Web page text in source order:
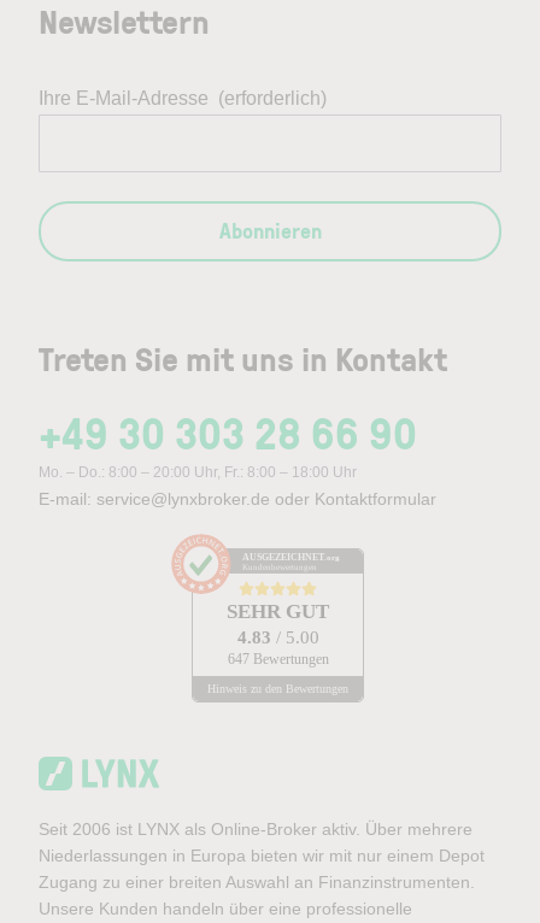
Treten Sie mit uns in Kontakt
+49 30 303 28 66 90
Mo. – Do.: 8:00 – 20:00 Uhr, Fr.: 8:00 – 18:00 Uhr
E-mail: service@lynxbroker.de oder Kontaktformular
AUSGEZEICHNET .org
Kundenbewertungen
SEHR GUT
4.83 / 5.00
647 Bewertungen
Hinweis zu den Bewertungen
Newslettern
Ihre E-Mail-Adresse (erforderlich)
Abonnieren
Seit 2006 ist LYNX als Online-Broker aktiv. Über mehrere
Niederlassungen in Europa bieten wir mit nur einem Depot
Zugang zu einer breiten Auswahl an Finanzinstrumenten.
Unsere Kunden handeln über eine professionelle